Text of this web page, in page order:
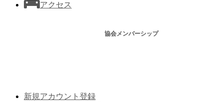
アクセス
協会メンバーシップ
新規アカウント登録